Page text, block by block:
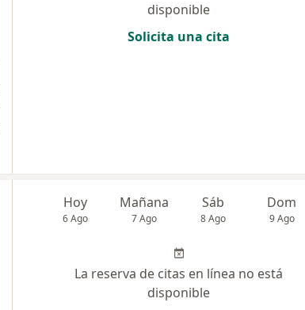
disponible
Solicita una cita
Hoy
6 Ago
Mañana
7 Ago
Sáb
8 Ago
Dom
9 Ago
La reserva de citas en línea no está
disponible